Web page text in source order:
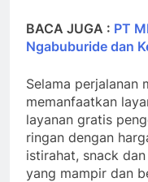
BACA JUGA : PT
Ngabuburide dan
Selama perjalanan
memanfaatkan
layanan gratis
ringan dengan
istirahat, snack
yang mampir dan